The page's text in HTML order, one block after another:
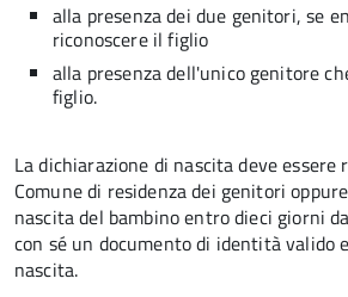
alla presenza dei due genitori, se
riconoscere il figlio
alla presenza dell'unico genitore
figlio.
La dichiarazione di nascita deve essere
Comune di residenza dei genitori
nascita del bambino entro dieci giorni
con sé un documento di identità valido
nascita.